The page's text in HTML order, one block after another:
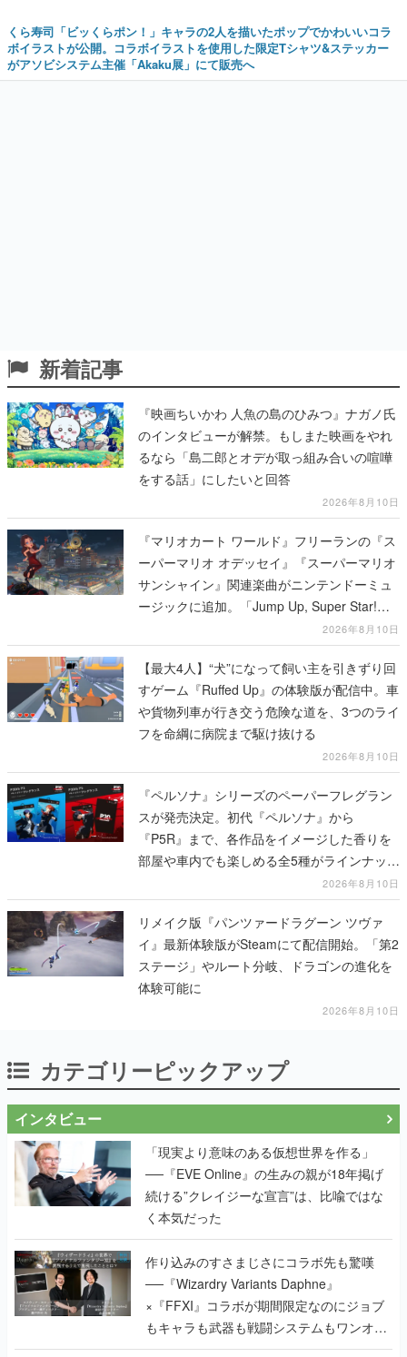
くら寿司「ビッくらポン！」キャラの2人を描いたポップでかわいいコラ
ボイラストが公開。コラボイラストを使用した限定Tシャツ&ステッカー
がアソビシステム主催「Akaku展」にて販売へ
新着記事
『映画ちいかわ 人魚の島のひみつ』ナガノ氏
のインタビューが解禁。もしまた映画をやれ
るなら「島二郎とオデが取っ組み合いの喧嘩
をする話」にしたいと回答
2026年8月10日
『マリオカート ワールド』フリーランの『ス
ーパーマリオ オデッセイ』『スーパーマリオ
サンシャイン』関連楽曲がニンテンドーミュ
ージックに追加。「Jump Up, Super Star!」
「ドルピックタウン」など計14曲が配信
2026年8月10日
【最大4人】“犬”になって飼い主を引きずり回
すゲーム『Ruffed Up』の体験版が配信中。車
や貨物列車が行き交う危険な道を、3つのライ
フを命綱に病院まで駆け抜ける
2026年8月10日
『ペルソナ』シリーズのペーパーフレグラン
スが発売決定。初代『ペルソナ』から
『P5R』まで、各作品をイメージした香りを
部屋や車内でも楽しめる全5種がラインナッ
プ、予約受付は8月17日12時より開始2026年8月10日
リメイク版『パンツァードラグーン ツヴァ
イ』最新体験版がSteamにて配信開始。「第2
ステージ」やルート分岐、ドラゴンの進化を
体験可能に
2026年8月10日
カテゴリーピックアップ
インタビュー
「現実より意味のある仮想世界を作る」
──『EVE Online』の生みの親が18年掲げ
続ける”クレイジーな宣言”は、比喩ではな
く本気だった
作り込みのすさまじさにコラボ先も驚嘆
──『Wizardry Variants Daphne』
×『FFXI』コラボが期間限定なのにジョブ
もキャラも武器も戦闘システムもワンオフ
で作り込まれた理由を両ディレクターに聞